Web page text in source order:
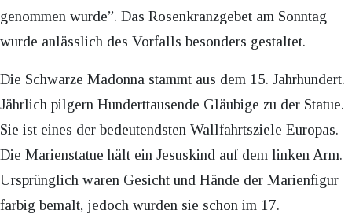
genommen wurde”. Das Rosenkranzgebet am Sonntag
wurde anlässlich des Vorfalls besonders gestaltet.
Die Schwarze Madonna stammt aus dem 15. Jahrhundert.
Jährlich pilgern Hunderttausende Gläubige zu der Statue.
Sie ist eines der bedeutendsten Wallfahrtsziele Europas.
Die Marienstatue hält ein Jesuskind auf dem linken Arm.
Ursprünglich waren Gesicht und Hände der Marienfigur
farbig bemalt, jedoch wurden sie schon im 17.